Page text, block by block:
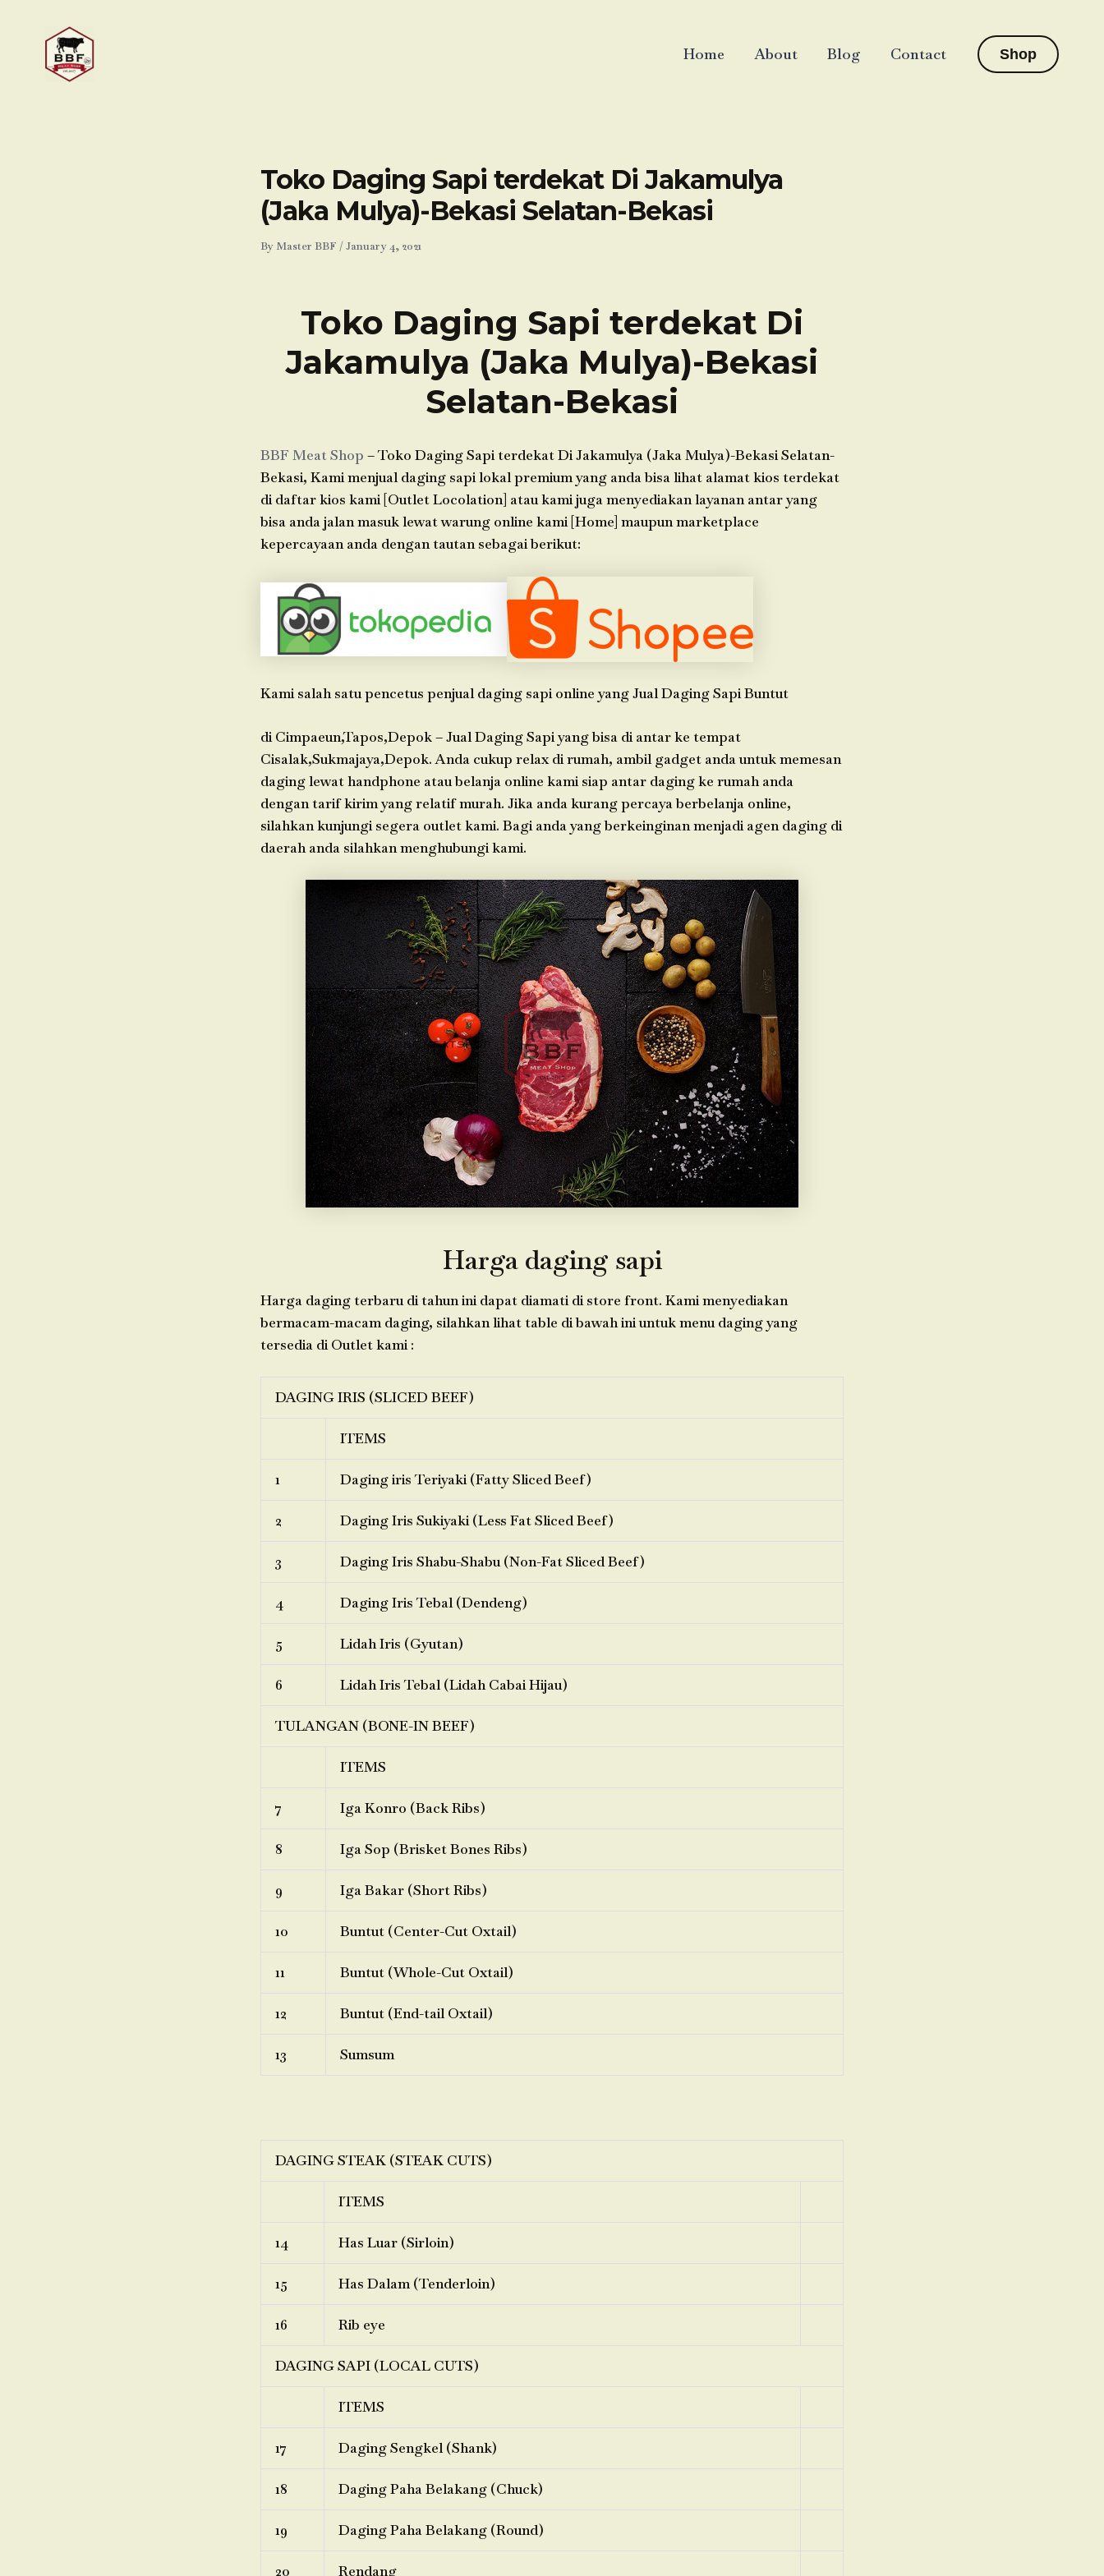
Home About Blog Contact Shop
Toko Daging Sapi terdekat Di Jakamulya
(Jaka Mulya)-Bekasi Selatan-Bekasi
By Master BBF /January 4, 2021
Toko Daging Sapi terdekat Di
Jakamulya (Jaka Mulya)-Bekasi
Selatan-Bekasi
BBF Meat Shop – Toko Daging Sapi terdekat Di Jakamulya (Jaka Mulya)-Bekasi Selatan-
Bekasi, Kami menjual daging sapi lokal premium yang anda bisa lihat alamat kios terdekat
di daftar kios kami [Outlet Locolation] atau kami juga menyediakan layanan antar yang
bisa anda jalan masuk lewat warung online kami [Home] maupun marketplace
kepercayaan anda dengan tautan sebagai berikut:
Kami salah satu pencetus penjual daging sapi online yang Jual Daging Sapi Buntut
di Cimpaeun,Tapos,Depok – Jual Daging Sapi yang bisa di antar ke tempat
Cisalak,Sukmajaya,Depok. Anda cukup relax di rumah, ambil gadget anda untuk memesan
daging lewat handphone atau belanja online kami siap antar daging ke rumah anda
dengan tarif kirim yang relatif murah. Jika anda kurang percaya berbelanja online,
silahkan kunjungi segera outlet kami. Bagi anda yang berkeinginan menjadi agen daging di
daerah anda silahkan menghubungi kami.
Harga daging sapi
Harga daging terbaru di tahun ini dapat diamati di store front. Kami menyediakan
bermacam-macam daging, silahkan lihat table di bawah ini untuk menu daging yang
tersedia di Outlet kami :
DAGING IRIS (SLICED BEEF)
ITEMS
1 Daging iris Teriyaki (Fatty Sliced Beef)
2 Daging Iris Sukiyaki (Less Fat Sliced Beef)
3 Daging Iris Shabu-Shabu (Non-Fat Sliced Beef)
4 Daging Iris Tebal (Dendeng)
5 Lidah Iris (Gyutan)
6 Lidah Iris Tebal (Lidah Cabai Hijau)
TULANGAN (BONE-IN BEEF)
ITEMS
7 Iga Konro (Back Ribs)
8 Iga Sop (Brisket Bones Ribs)
9 Iga Bakar (Short Ribs)
10 Buntut (Center-Cut Oxtail)
11 Buntut (Whole-Cut Oxtail)
12 Buntut (End-tail Oxtail)
13 Sumsum
DAGING STEAK (STEAK CUTS)
ITEMS
14 Has Luar (Sirloin)
15 Has Dalam (Tenderloin)
16 Rib eye
DAGING SAPI (LOCAL CUTS)
ITEMS
17 Daging Sengkel (Shank)
18 Daging Paha Belakang (Chuck)
19 Daging Paha Belakang (Round)
20 Rendang